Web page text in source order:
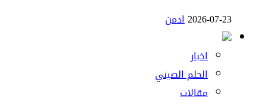
2026-07-23ادمن
اخبار
الحلم الصيني
مقالات